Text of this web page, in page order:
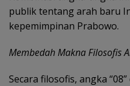
publik tentang arah baru
kepemimpinan Prabowo.
Membedah Makna Filosofis
Secara filosofis, angka